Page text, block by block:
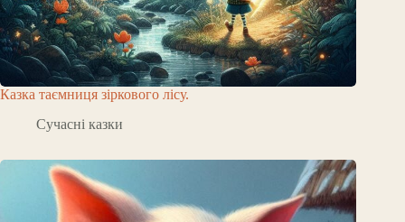
Казка таємниця зіркового лісу.
Сучасні казки